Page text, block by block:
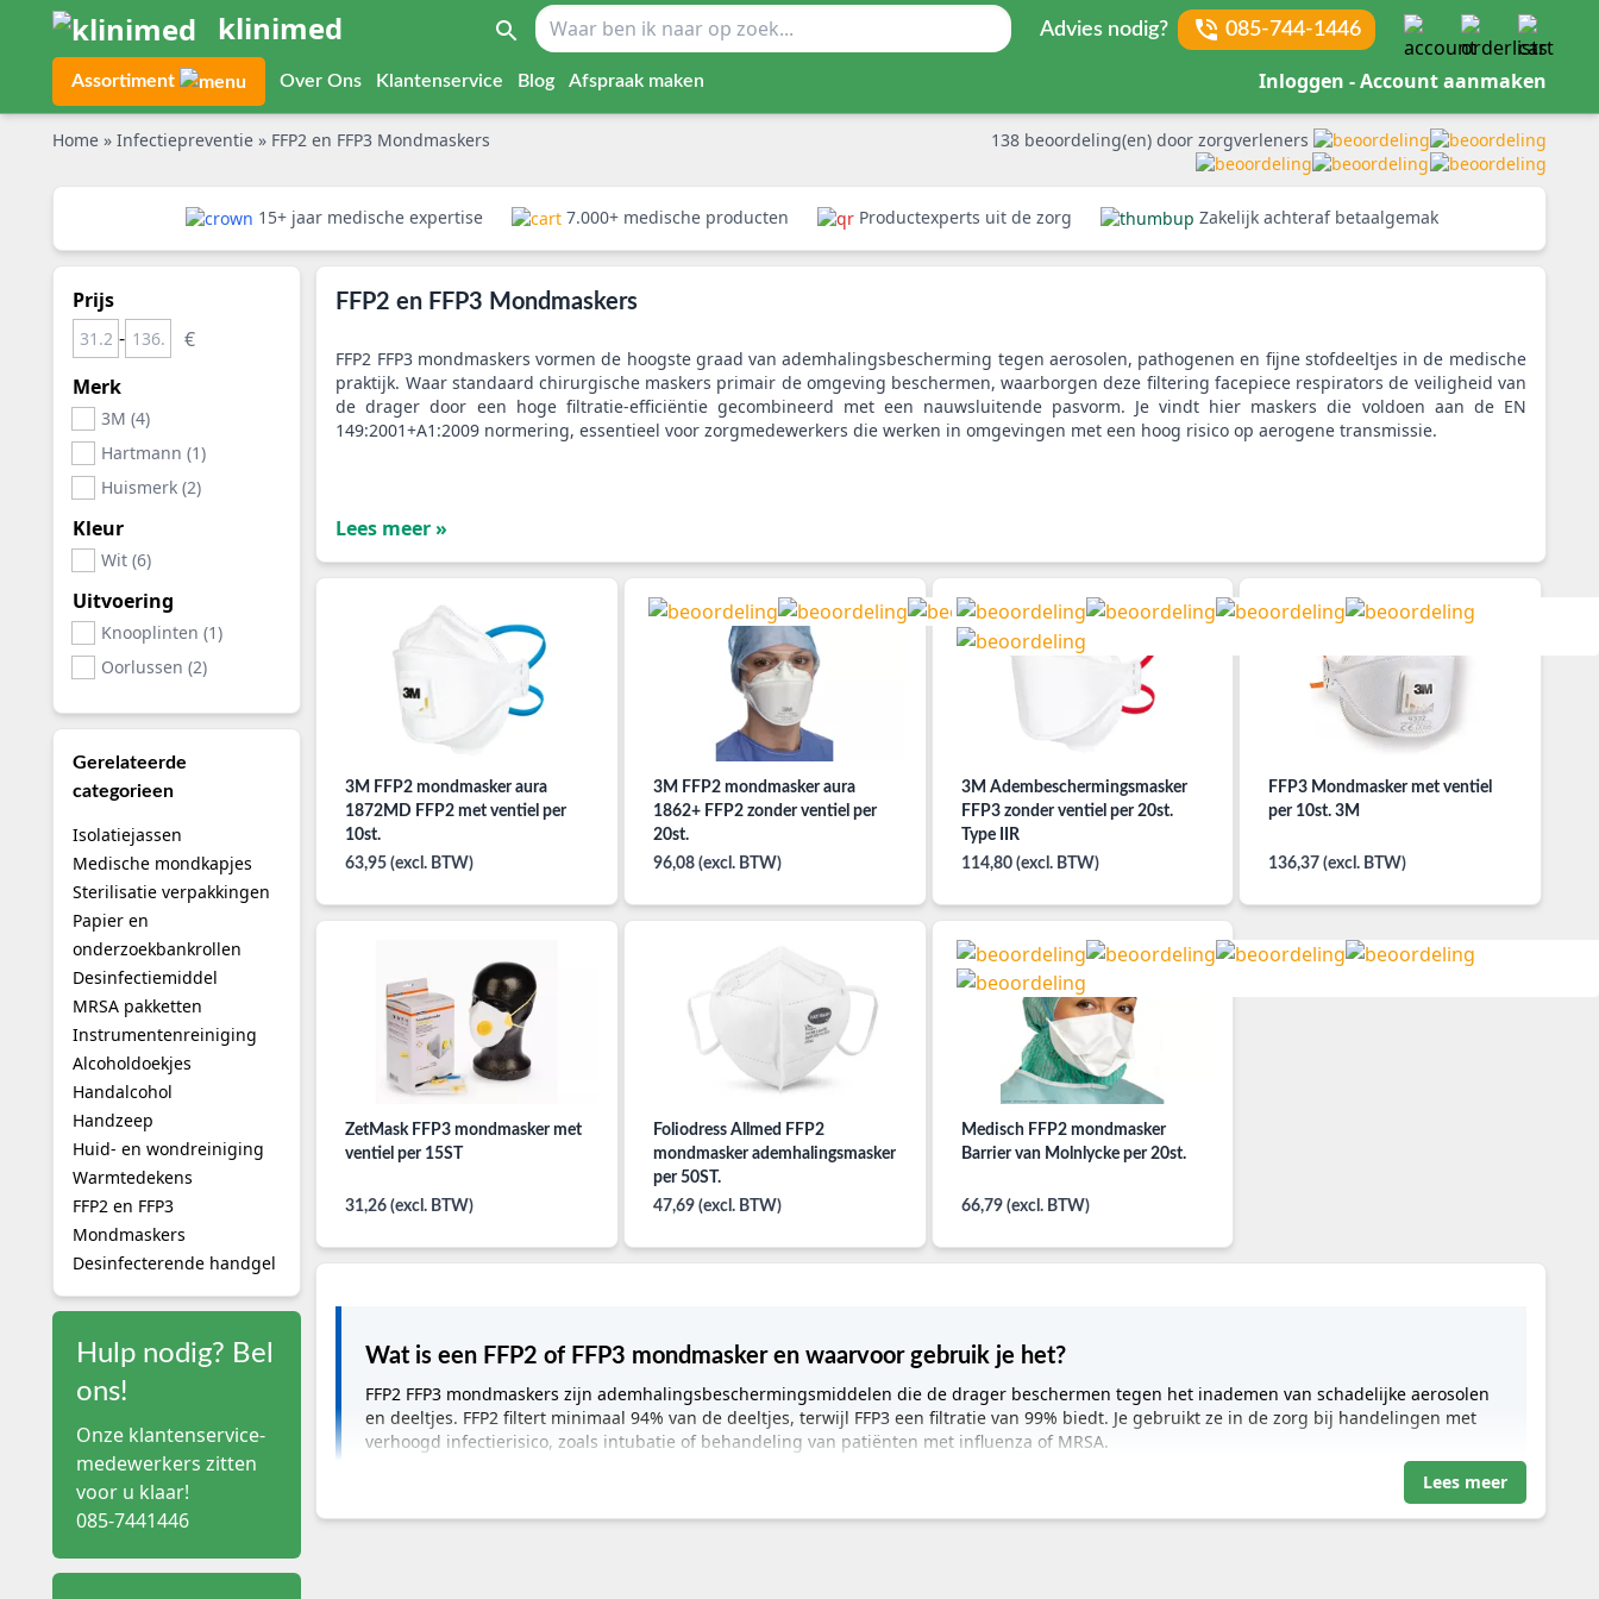
klinimed Advies nodig? 085-744-1446
Assortiment Over Ons Klantenservice Blog Afspraak maken Inloggen - Account aanmaken
Home » Infectiepreventie » FFP2 en FFP3 Mondmaskers 138 beoordeling(en) door zorgverleners
15+ jaar medische expertise 7.000+ medische producten Productexperts uit de zorg Zakelijk achteraf betaalgemak
Prijs
-
Merk
3M (4)
Hartmann (1)
Huismerk (2)
Kleur
Wit (6)
Uitvoering
Knooplinten (1)
Oorlussen (2)
Gerelateerde
categorieen
Isolatiejassen
Medische mondkapjes
Sterilisatie verpakkingen
Papier en
onderzoekbankrollen
Desinfectiemiddel
MRSA pakketten
Instrumentenreiniging
Alcoholdoekjes
Handalcohol
Handzeep
Huid- en wondreiniging
Warmtedekens
FFP2 en FFP3
Mondmaskers
Desinfecterende handgel
Hulp nodig? Bel
ons!
Onze klantenservice-
medewerkers zitten
voor u klaar!
085-7441446
FFP2 en FFP3 Mondmaskers
FFP2 FFP3 mondmaskers vormen de hoogste graad van ademhalingsbescherming tegen aerosolen, pathogenen en fijne stofdeeltjes in de medische
praktijk. Waar standaard chirurgische maskers primair de omgeving beschermen, waarborgen deze filtering facepiece respirators de veiligheid van
de drager door een hoge filtratie-efficiëntie gecombineerd met een nauwsluitende pasvorm. Je vindt hier maskers die voldoen aan de EN
149:2001+A1:2009 normering, essentieel voor zorgmedewerkers die werken in omgevingen met een hoog risico op aerogene transmissie.
Lees meer »
3M FFP2 mondmasker aura
1872MD FFP2 met ventiel per
10st.
63,95 (excl. BTW)
3M FFP2 mondmasker aura
1862+ FFP2 zonder ventiel per
20st.
96,08 (excl. BTW)
3M Adembeschermingsmasker
FFP3 zonder ventiel per 20st.
Type IIR
114,80 (excl. BTW)
FFP3 Mondmasker met ventiel
per 10st. 3M
136,37 (excl. BTW)
ZetMask FFP3 mondmasker met
ventiel per 15ST
31,26 (excl. BTW)
Foliodress Allmed FFP2
mondmasker ademhalingsmasker
per 50ST.
47,69 (excl. BTW)
Medisch FFP2 mondmasker
Barrier van Molnlycke per 20st.
66,79 (excl. BTW)
Wat is een FFP2 of FFP3 mondmasker en waarvoor gebruik je het?
FFP2 FFP3 mondmaskers zijn ademhalingsbeschermingsmiddelen die de drager beschermen tegen het inademen van schadelijke aerosolen
en deeltjes. FFP2 filtert minimaal 94% van de deeltjes, terwijl FFP3 een filtratie van 99% biedt. Je gebruikt ze in de zorg bij handelingen met
verhoogd infectierisico, zoals intubatie of behandeling van patiënten met influenza of MRSA.
FFP2 FFP3 mondmaskers voor professioneel medisch gebruik
Lees meer